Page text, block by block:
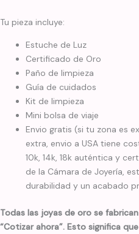
Tu pieza incluye:
Estuche de Luz
Certificado de Oro
Paño de limpieza
Guía de cuidados
Kit de limpieza
Mini bolsa de viaje
Envio gratis (si tu zona es
extra, envio a USA tiene
10k, 14k, 18k auténtica y
de la Cámara de Joyería,
durabilidad y un acabado
Todas las joyas de oro se
“Cotizar ahora”. Esto significa